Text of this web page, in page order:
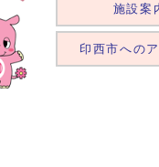
施設案
印西市への